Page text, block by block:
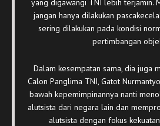
yang digawangi TNI lebih terjamin.
jangan hanya dilakukan
sering dilakukan pada kondisi
pertimbangan
Dalam kesempatan sama, dia juga
Calon Panglima TNI, Gatot
bawah kepemimpinannya nanti
alutsista dari negara lain dan
alutsista dengan fokus